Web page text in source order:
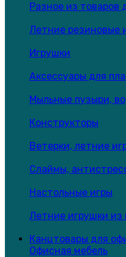
Разное из товаров
Летние резиновые
Игрушки
Аксессуары для
Мыльные пузыри,
Конструкторы
Ветерки, летние
Слаймы,
Настольные игры
Летние игрушки из
Канцтовары для
Офисная мебель